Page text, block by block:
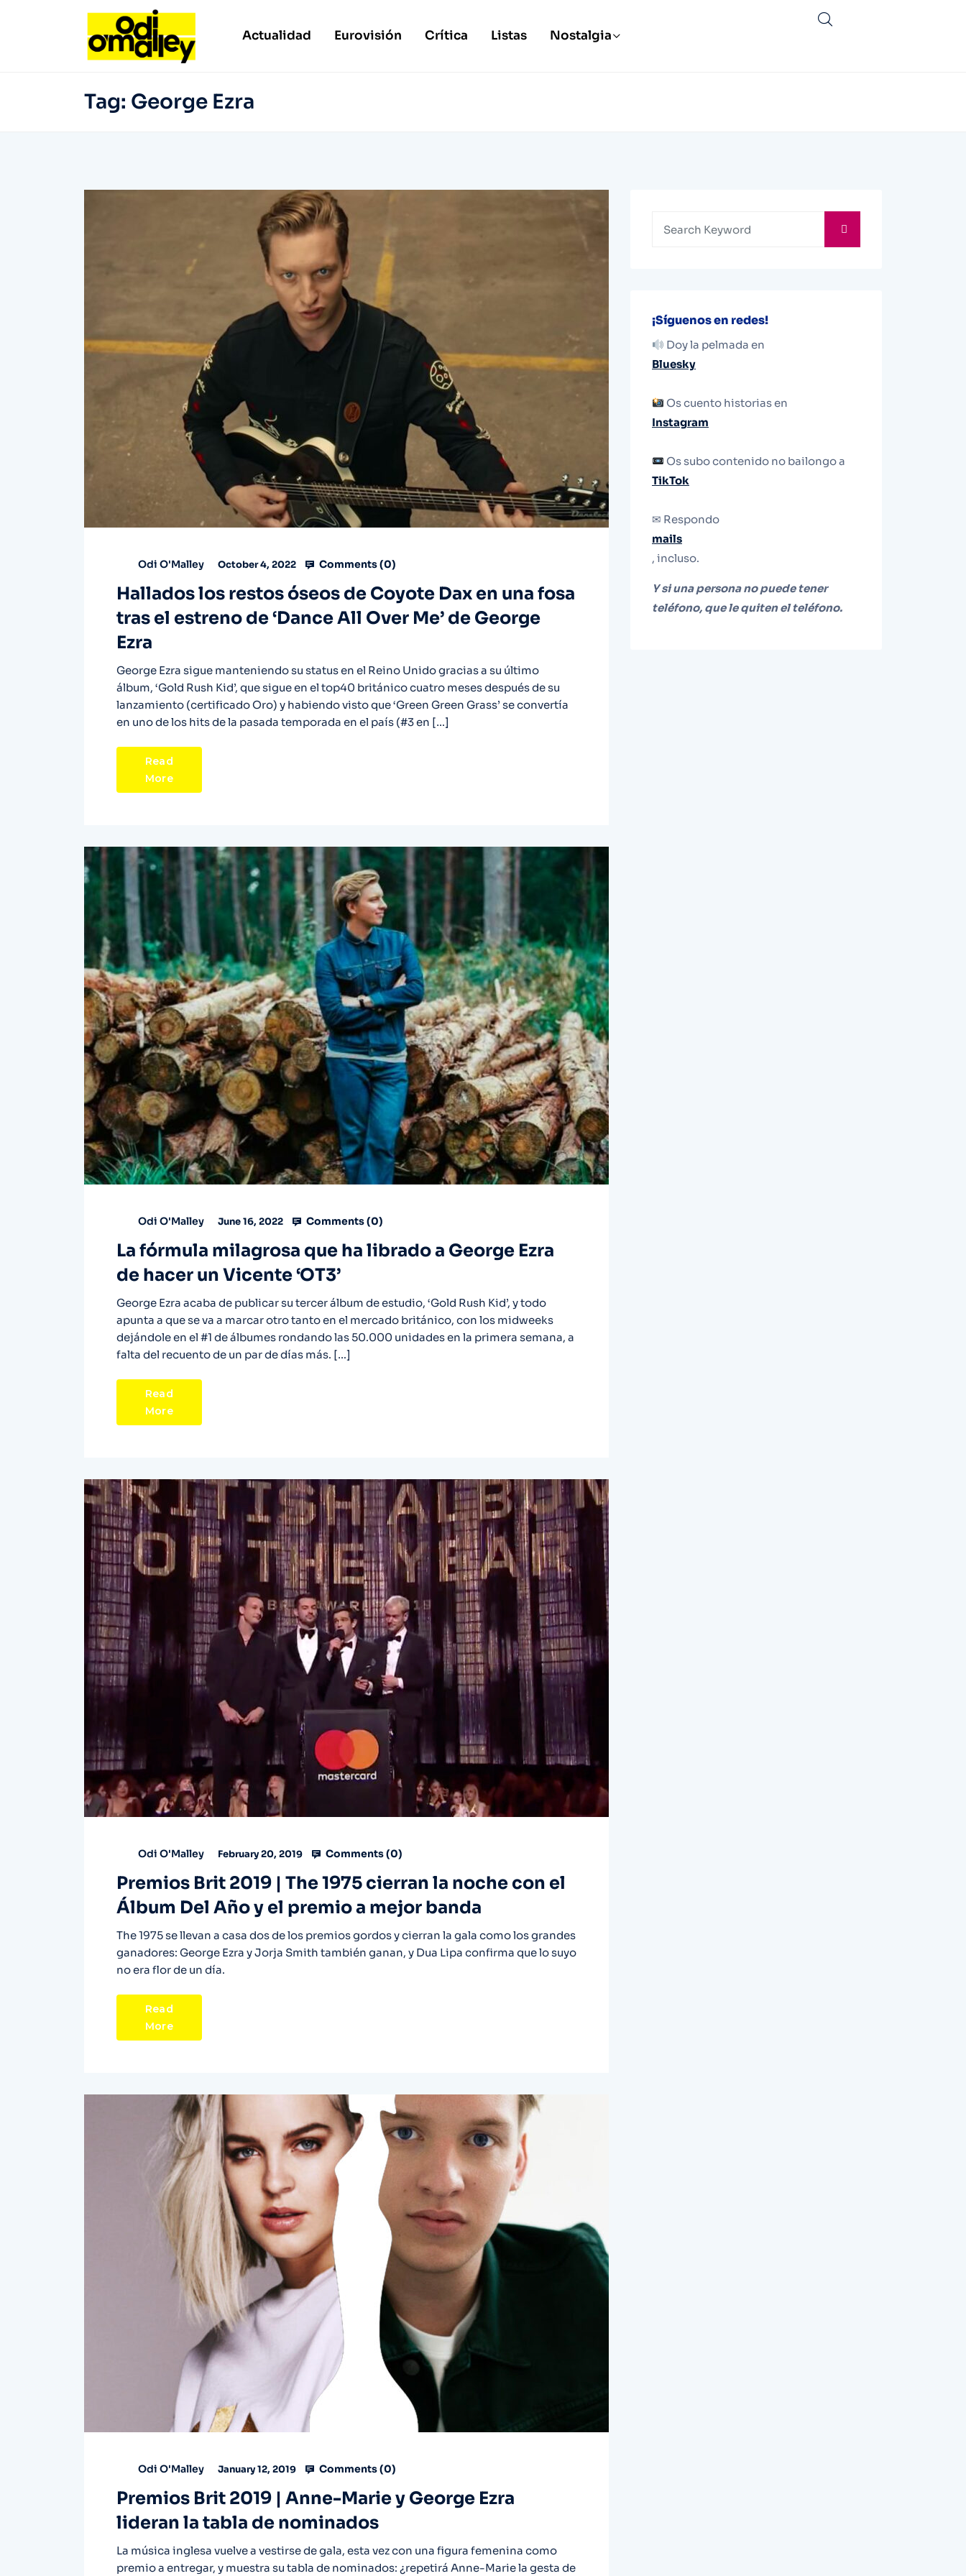
Actualidad Eurovisión Crítica Listas Nostalgia
Tag: George Ezra
Odi O'Malley October 4, 2022 Comments (0)
Hallados los restos óseos de Coyote Dax en una fosa
tras el estreno de ‘Dance All Over Me’ de George
Ezra
George Ezra sigue manteniendo su status en el Reino Unido gracias a su último
álbum, ‘Gold Rush Kid’, que sigue en el top40 británico cuatro meses después de su
lanzamiento (certificado Oro) y habiendo visto que ‘Green Green Grass’ se convertía
en uno de los hits de la pasada temporada en el país (#3 en […]
Read
More
Odi O'Malley June 16, 2022 Comments (0)
La fórmula milagrosa que ha librado a George Ezra
de hacer un Vicente ‘OT3’
George Ezra acaba de publicar su tercer álbum de estudio, ‘Gold Rush Kid’, y todo
apunta a que se va a marcar otro tanto en el mercado británico, con los midweeks
dejándole en el #1 de álbumes rondando las 50.000 unidades en la primera semana, a
falta del recuento de un par de días más. […]
Read
More
Odi O'Malley February 20, 2019 Comments (0)
Premios Brit 2019 | The 1975 cierran la noche con el
Álbum Del Año y el premio a mejor banda
The 1975 se llevan a casa dos de los premios gordos y cierran la gala como los grandes
ganadores: George Ezra y Jorja Smith también ganan, y Dua Lipa confirma que lo suyo
no era flor de un día.
Read
More
Odi O'Malley January 12, 2019 Comments (0)
Premios Brit 2019 | Anne-Marie y George Ezra
lideran la tabla de nominados
La música inglesa vuelve a vestirse de gala, esta vez con una figura femenina como
premio a entregar, y muestra su tabla de nominados: ¿repetirá Anne-Marie la gesta de
¡Síguenos en redes!
Doy la pelmada en
Bluesky
Os cuento historias en
Instagram
Os subo contenido no bailongo a
TikTok
✉ Respondo
mails
, incluso.
Y si una persona no puede tener
teléfono, que le quiten el teléfono.